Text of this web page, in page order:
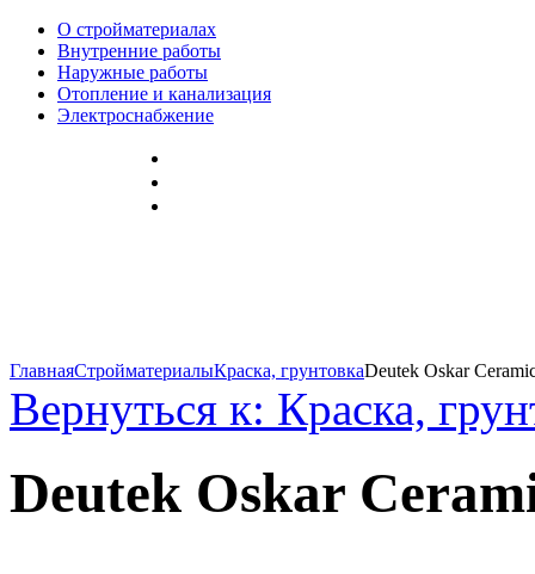
О стройматериалах
Внутренние работы
Наружные работы
Отопление и канализация
Электроснабжение
ГлавнаяСтройматериалыКраска, грунтовкаDeutek Oskar
Вернуться к: Краска,
Deutek Oskar